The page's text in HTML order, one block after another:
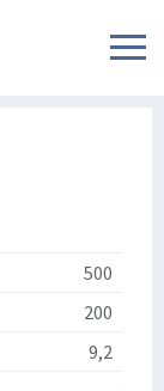
500
200
9,2